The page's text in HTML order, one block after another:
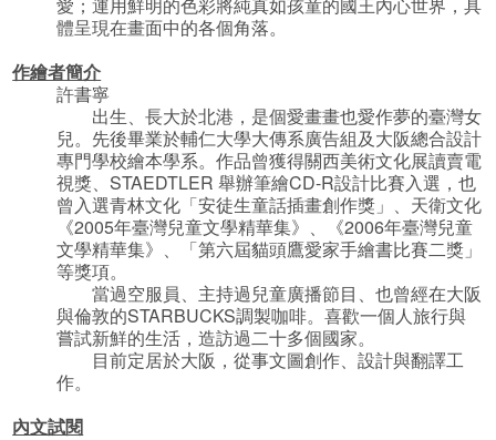
體呈現在畫面中的各個角落。
作繪者簡介
許書寧
出生、長大於北港，是個愛畫畫也愛作夢的臺灣女
兒。先後畢業於輔仁大學大傳系廣告組及大阪總合設計
專門學校繪本學系。作品曾獲得關西美術文化展讀賣電
視獎、STAEDTLER 舉辦筆繪CD-R設計比賽入選，也
曾入選青林文化「安徒生童話插畫創作獎」、天衛文化
《2005年臺灣兒童文學精華集》、《2006年臺灣兒童
文學精華集》、「第六屆貓頭鷹愛家手繪書比賽二獎」
等獎項。
當過空服員、主持過兒童廣播節目、也曾經在大阪
與倫敦的STARBUCKS調製咖啡。喜歡一個人旅行與
嘗試新鮮的生活，造訪過二十多個國家。
目前定居於大阪，從事文圖創作、設計與翻譯工
作。
內文試閱